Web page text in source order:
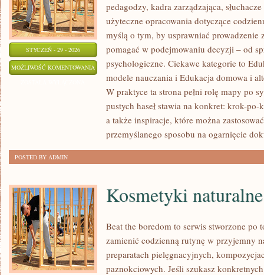
STYCZEŃ - 29 - 2026
MOŻLIWOŚĆ KOMENTOWANIA WYCHOWANIE
PEDAGOGIKA
pedagodzy, kadra zarządzająca,
użyteczne opracowania dotyczące
myślą o tym, by usprawniać prowadzenie
pomagać w podejmowaniu decyzji – od
psychologiczne. Ciekawe kategorie to
modele nauczania i Edukacja domowa i
W praktyce ta strona pełni rolę mapy po
pustych haseł stawia na konkret: krok-
a także inspiracje, które można
przemyślanego sposobu na ogarnięcie
POSTED BY ADMIN
Kosmetyki naturalne
Beat the boredom to serwis stworzone
zamienić codzienną rutynę w przyjemny
preparatach pielęgnacyjnych,
paznokciowych. Jeśli szukasz